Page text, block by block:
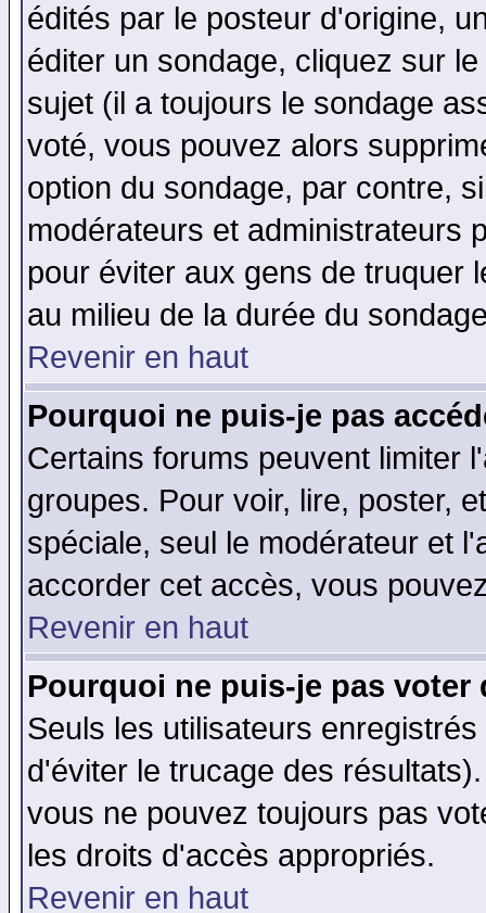
édités par le posteur d'origine,
éditer un sondage, cliquez sur
sujet (il a toujours le sondage
voté, vous pouvez alors
option du sondage, par contre,
modérateurs et administrateurs
pour éviter aux gens de truquer
au milieu de la durée du
Revenir en haut
Pourquoi ne puis-je pas
Certains forums peuvent limiter
groupes. Pour voir, lire, poster,
spéciale, seul le modérateur et
accorder cet accès, vous
Revenir en haut
Pourquoi ne puis-je pas voter
Seuls les utilisateurs
d'éviter le trucage des
vous ne pouvez toujours pas
les droits d'accès appropriés.
Revenir en haut